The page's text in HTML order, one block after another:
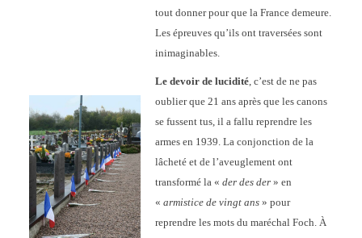
tout donner pour que la France demeure.
Les épreuves qu’ils ont traversées sont
inimaginables.
Le devoir de lucidité, c’est de ne pas
oublier que 21 ans après que les canons
se fussent tus, il a fallu reprendre les
armes en 1939. La conjonction de la
lâcheté et de l’aveuglement ont
transformé la « der des der » en
« armistice de vingt ans » pour
reprendre les mots du maréchal Foch. À